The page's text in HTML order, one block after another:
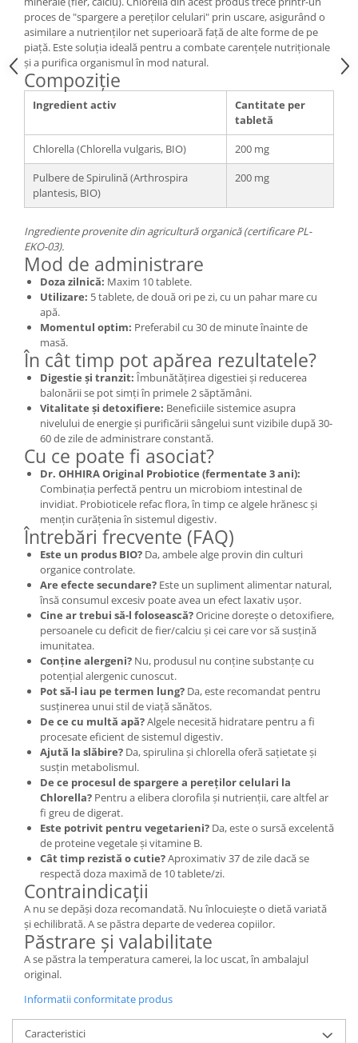
Cătină
Chlorella
Colina
Electroliti
Produse Apicole
Cacao
proces de "spargere a pereților celulari" prin uscare, asigurând o
asimilare a nutrienților net superioară față de alte forme de pe
piață. Este soluția ideală pentru a combate carențele nutriționale
și a purifica organismul în mod natural.
Compoziție
Ingredient activ
Cantitate per
tabletă
Chlorella (Chlorella vulgaris, BIO)
200 mg
Pulbere de Spirulină (Arthrospira
plantesis, BIO)
200 mg
Ingrediente provenite din agricultură organică (certificare PL-
EKO-03).
Mod de administrare
Doza zilnică: Maxim 10 tablete.
Utilizare: 5 tablete, de două ori pe zi, cu un pahar mare cu
apă.
Momentul optim: Preferabil cu 30 de minute înainte de
masă.
În cât timp pot apărea rezultatele?
Digestie și tranzit: Îmbunătățirea digestiei și reducerea
balonării se pot simți în primele 2 săptămâni.
Vitalitate și detoxifiere: Beneficiile sistemice asupra
nivelului de energie și purificării sângelui sunt vizibile după 30-
60 de zile de administrare constantă.
Cu ce poate fi asociat?
Dr. OHHIRA Original Probiotice (fermentate 3 ani):
Combinația perfectă pentru un microbiom intestinal de
invidiat. Probioticele refac flora, în timp ce algele hrănesc și
mențin curățenia în sistemul digestiv.
Întrebări frecvente (FAQ)
Este un produs BIO? Da, ambele alge provin din culturi
organice controlate.
Are efecte secundare? Este un supliment alimentar natural,
însă consumul excesiv poate avea un efect laxativ ușor.
Cine ar trebui să-l folosească?Oricine dorește o detoxifiere,
persoanele cu deficit de fier/calciu și cei care vor să susțină
imunitatea.
Conține alergeni? Nu, produsul nu conține substanțe cu
potențial alergenic cunoscut.
Pot să-l iau pe termen lung? Da, este recomandat pentru
susținerea unui stil de viață sănătos.
De ce cu multă apă?Algele necesită hidratare pentru a fi
procesate eficient de sistemul digestiv.
Ajută la slăbire? Da, spirulina și chlorella oferă sațietate și
susțin metabolismul.
De ce procesul de spargere a pereților celulari la
Chlorella? Pentru a elibera clorofila și nutrienții, care altfel ar
fi greu de digerat.
Este potrivit pentru vegetarieni? Da, este o sursă excelentă
de proteine vegetale și vitamine B.
Cât timp rezistă o cutie?Aproximativ 37 de zile dacă se
respectă doza maximă de 10 tablete/zi.
Contraindicații
A nu se depăși doza recomandată. Nu înlocuiește o dietă variată
și echilibrată. A se păstra departe de vederea copiilor.
Păstrare și valabilitate
A se păstra la temperatura camerei, la loc uscat, în ambalajul
original.
Informatii conformitate produs
Caracteristici